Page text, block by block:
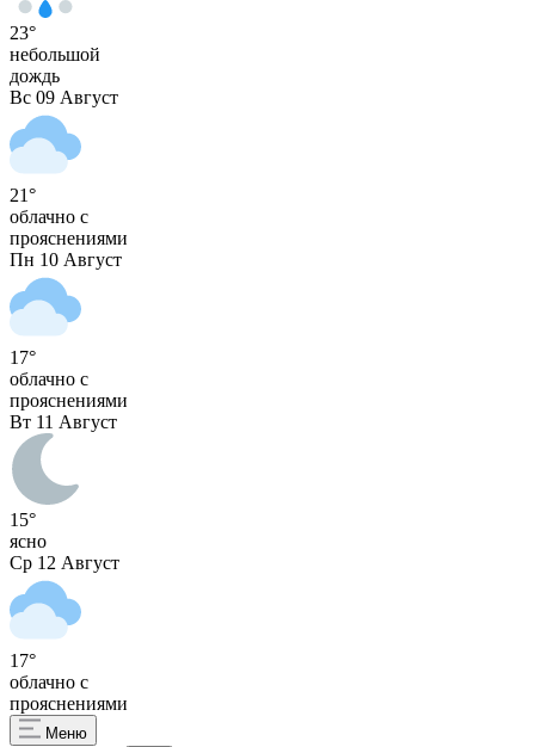
23°
небольшой
дождь
Вс 09 Август
21°
облачно с
прояснениями
Пн 10 Август
17°
облачно с
прояснениями
Вт 11 Август
15°
ясно
Ср 12 Август
17°
облачно с
прояснениями
Меню